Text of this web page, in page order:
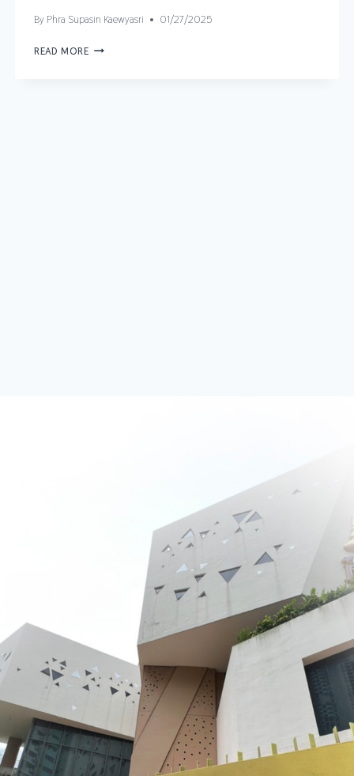
By Phra Supasin Kaewyasri 01/27/2025
READ MORE